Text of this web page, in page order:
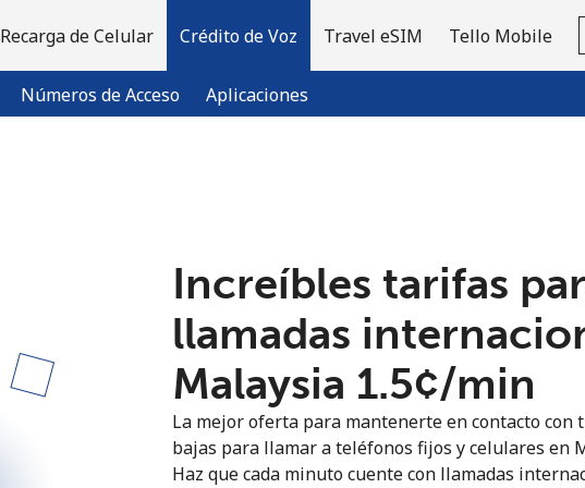
Recarga de Celular Crédito de Voz
Números de Acceso Aplicaciones
Travel eSIM Tello Mobile
¿Ya tienes una cuenta? Inicia sesión →
Regístrate con
Increíbles tarifas
llamadas
Malaysia ⁦1.5¢⁩/min
La mejor oferta para mantenerte en contacto con
bajas para llamar a teléfonos fijos y celulares en
Haz que cada minuto cuente con llamadas